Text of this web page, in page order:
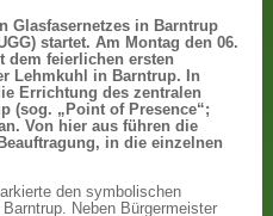
Glasfasernetzes in Barntrup
startet. Am Montag den 06.
dem feierlichen ersten
Lehmkuhl in Barntrup. In
Errichtung des zentralen
(sog. „Point of Presence“;
Von hier aus führen die
in die einzelnen
den symbolischen
Neben Bürgermeister